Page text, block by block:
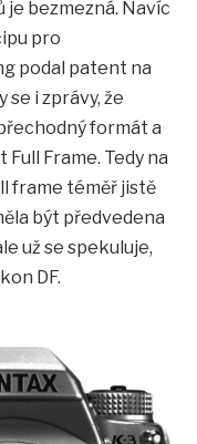
bezmezná. Navíc
pro
podal patent na
i zprávy, že
formát a
Frame. Tedy na
frame téměř jistě
být předvedena
už se spekuluje,
DF.